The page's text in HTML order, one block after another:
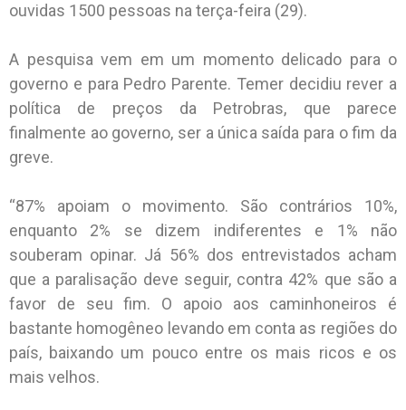
ouvidas 1500 pessoas na terça-feira (29).
A pesquisa vem em um momento delicado para o
governo e para Pedro Parente. Temer decidiu rever a
política de preços da Petrobras, que parece
finalmente ao governo, ser a única saída para o fim da
greve.
“87% apoiam o movimento. São contrários 10%,
enquanto 2% se dizem indiferentes e 1% não
souberam opinar. Já 56% dos entrevistados acham
que a paralisação deve seguir, contra 42% que são a
favor de seu fim. O apoio aos caminhoneiros é
bastante homogêneo levando em conta as regiões do
país, baixando um pouco entre os mais ricos e os
mais velhos.